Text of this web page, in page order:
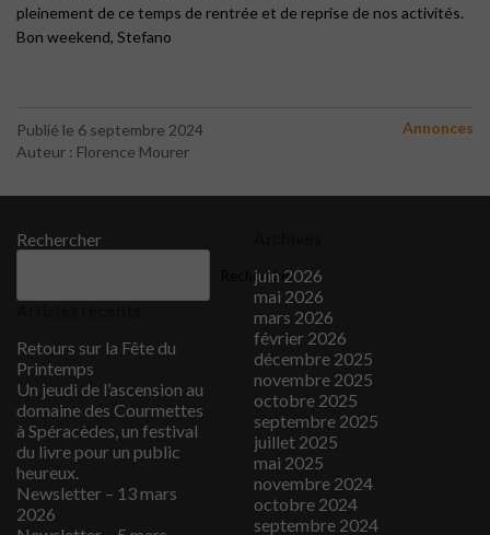
pleinement de ce temps de rentrée et de reprise de nos activités.
Bon weekend, Stefano
Publié le 6 septembre 2024
Auteur : Florence Mourer
Annonces
Rechercher
Rechercher
Retours sur la Fête du
Printemps
Un jeudi de l’ascension au
domaine des Courmettes
à Spéracèdes, un festival
du livre pour un public
heureux.
Newsletter – 13 mars
2026
juin 2026
mai 2026
mars 2026
février 2026
décembre 2025
novembre 2025
octobre 2025
septembre 2025
juillet 2025
mai 2025
novembre 2024
octobre 2024
septembre 2024